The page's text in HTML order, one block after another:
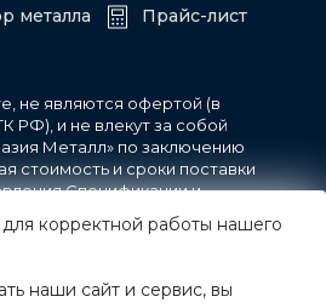
металла Прайс-лист
не являются офертой (в
РФ), и не влекут за собой
Металл» по заключению
стоимость и сроки поставки
Спецификации и
а также Спецификации на
защищены.
корректной работы нашего
наши сайт и сервис, вы